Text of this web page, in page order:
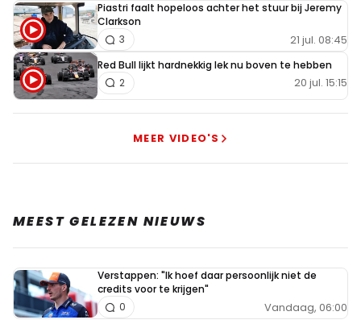
Piastri faalt hopeloos achter het stuur bij Jeremy
Clarkson
21 jul. 08:45
3
Red Bull lijkt hardnekkig lek nu boven te hebben
20 jul. 15:15
2
MEER VIDEO'S
MEEST GELEZEN NIEUWS
Verstappen: "Ik hoef daar persoonlijk niet de
credits voor te krijgen"
Vandaag, 06:00
0